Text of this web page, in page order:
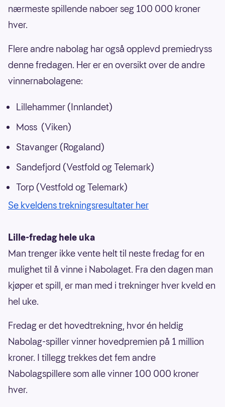
nærmeste spillende naboer seg 100 000 kroner
hver.
Flere andre nabolag har også opplevd premiedryss
denne fredagen. Her er en oversikt over de andre
vinnernabolagene:
Lillehammer (Innlandet)
Moss (Viken)
Stavanger (Rogaland)
Sandefjord (Vestfold og Telemark)
Torp (Vestfold og Telemark)
Se kveldens trekningsresultater her
Lille-fredag hele uka
Man trenger ikke vente helt til neste fredag for en
mulighet til å vinne i Nabolaget. Fra den dagen man
kjøper et spill, er man med i trekninger hver kveld en
hel uke.
Fredag er det hovedtrekning, hvor én heldig
Nabolag-spiller vinner hovedpremien på 1 million
kroner. I tillegg trekkes det fem andre
Nabolagspillere som alle vinner 100 000 kroner
hver.